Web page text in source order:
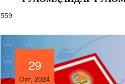
559
29
Окт, 2024
29
Окт, 2024